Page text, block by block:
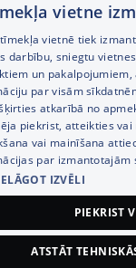
vietne
vietnē tiek
darbību, sniegtu
un
par visām
atkarībā no
piekrist, atteikties
vai mainīšana
par izmantotajām
IZVĒLI
PIEKRIST
ATSTĀT